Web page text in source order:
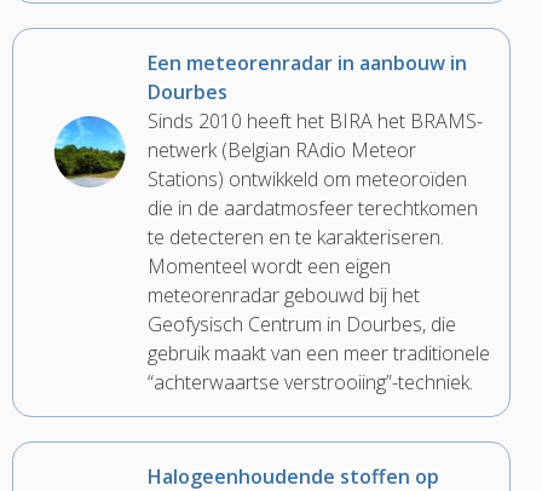
Een meteorenradar in aanbouw in
Dourbes
Sinds 2010 heeft het BIRA het BRAMS-
netwerk (Belgian RAdio Meteor
Stations) ontwikkeld om meteoroïden
die in de aardatmosfeer terechtkomen
te detecteren en te karakteriseren.
Momenteel wordt een eigen
meteorenradar gebouwd bij het
Geofysisch Centrum in Dourbes, die
gebruik maakt van een meer traditionele
“achterwaartse verstrooiing”-techniek.
Halogeenhoudende stoffen op